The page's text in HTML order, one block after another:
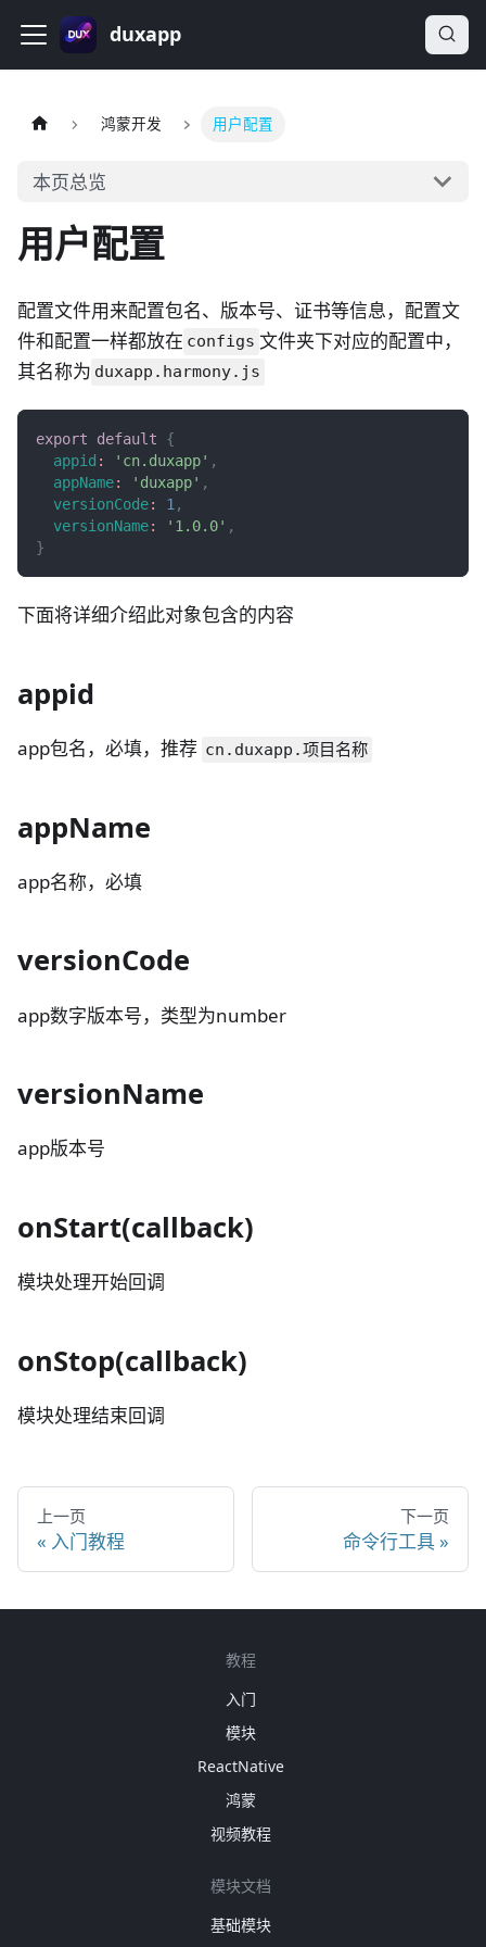
duxapp
鸿蒙开发 用户配置
本页总览
用户配置
配置文件用来配置包名、版本号、证书等信息，配置文
件和配置一样都放在 configs 文件夹下对应的配置中，
其名称为 duxapp.harmony.js
export default
{
appid : 'cn.duxapp' ,
appName: 'duxapp' ,
versionCode: 1 ,
versionName: '1.0.0' ,
}
下面将详细介绍此对象包含的内容
appid
app包名，必填，推荐 cn.duxapp.项目名称
appName
app名称，必填
versionCode
app数字版本号，类型为number
versionName
app版本号
onStart(callback)
模块处理开始回调
onStop(callback)
模块处理结束回调
上一页
入门教程
下一页
命令行工具
教程
入门
模块
ReactNative
鸿蒙
视频教程
模块文档
基础模块